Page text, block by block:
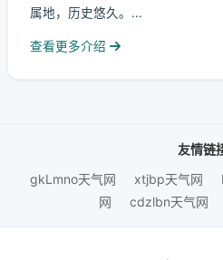
属地，历史悠久。...
查看更多介绍
友情链
gkLmno天气网
xtjbp天气网
网
cdzlbn天气网